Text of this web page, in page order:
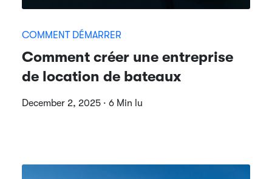
COMMENT DÉMARRER
Comment créer une entreprise
de location de bateaux
December 2, 2025 · 6 Min lu